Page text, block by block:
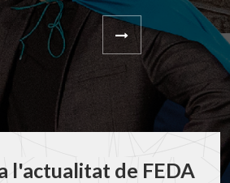
l'actualitat de FEDA